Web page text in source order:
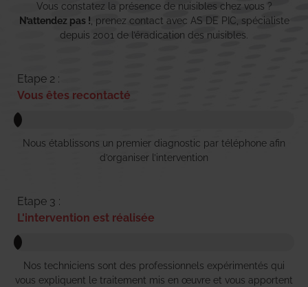
Vous constatez la présence de nuisibles chez vous ?
N’attendez pas ! , prenez contact avec AS DE PIC, spécialiste
depuis 2001 de l’éradication des nuisibles.
Etape 2 :
Vous êtes recontacté
Nous établissons un premier diagnostic par téléphone afin
d’organiser l’intervention
Etape 3 :
L'intervention est réalisée
Nos techniciens sont des professionnels expérimentés qui
vous expliquent le traitement mis en œuvre et vous apportent